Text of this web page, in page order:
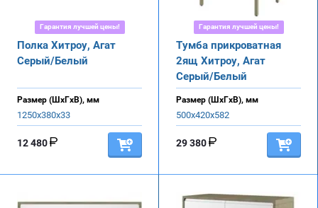
Гарантия лучшей цены!
Полка Хитроу, Агат
Серый/Белый
Размер (ШхГхВ), мм
1250х380х33
12 480
Гарантия лучшей цены!
Тумба прикроватная
2ящ Хитроу, Агат
Серый/Белый
Размер (ШхГхВ), мм
500х420х582
29 380